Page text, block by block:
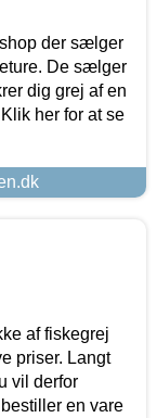
der sælger
De sælger
dig grej af en
her for at se
af fiskegrej
priser. Langt
vil derfor
en vare